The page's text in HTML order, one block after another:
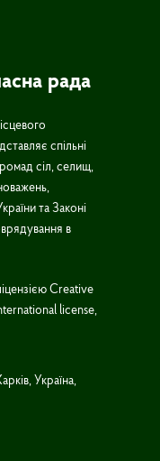
рада
спільні
сіл, селищ,
та Законі
в
Creative
license,
Україна,